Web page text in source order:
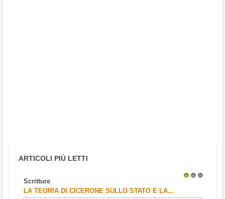
ARTICOLI PIÙ LETTI
Scritture
LA TEORIA DI CICERONE SULLO STATO E LA...